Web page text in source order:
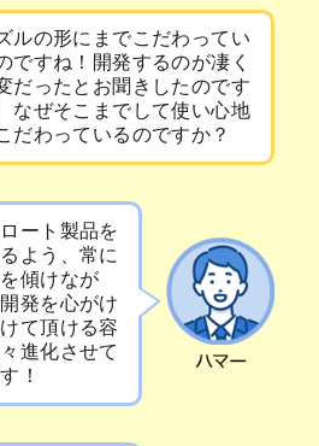
ルの形にまでこだわってい
ですね！開発するのが凄く
だったとお聞きしたのです
なぜそこまでして使い心地
だわっているのですか？
ート製品を
よう、常に
傾けなが
発を心がけ
て頂ける容
進化させて
！